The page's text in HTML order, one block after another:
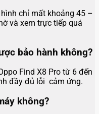
chỉ mất khoảng 45 –
và xem trực tiếp quá
bảo hành không?
Find X8 Pro từ 6 đến
đầy đủ lỗi cảm ứng.
không?